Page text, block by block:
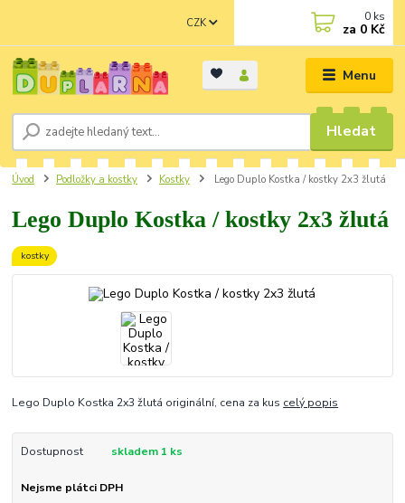
Menu
CZK
Hledat
0 ks
za 0 Kč
Úvod Podložky a kostky Kostky Lego Duplo Kostka / kostky 2x3 žlutá
Lego Duplo Kostka / kostky 2x3 žlutá
kostky
Lego Duplo Kostka 2x3 žlutá originální, cena za kus celý popis
Dostupnost skladem 1 ks
Nejsme plátci DPH